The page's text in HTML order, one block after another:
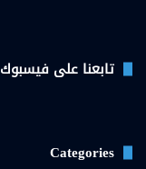
تابعنا على فيسبوك
Categories